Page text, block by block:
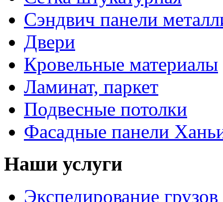
Сэндвич панели
Двери
Кровельные материалы
Ламинат, паркет
Подвесные потолки
Фасадные панели
Наши услуги
Экспедирование грузов